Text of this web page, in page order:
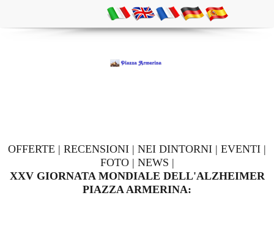
OFFERTE | RECENSIONI | NEI DINTORNI | EVENTI |
FOTO| NEWS |
XXV GIORNATA MONDIALE DELL'ALZHEIMER
PIAZZA ARMERINA: